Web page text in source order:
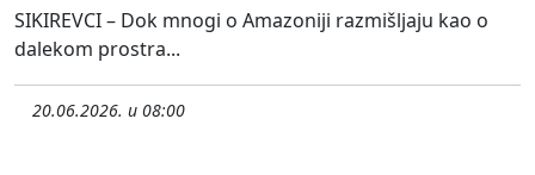
SIKIREVCI – Dok mnogi o Amazoniji razmišljaju kao o
dalekom prostra...
20.06.2026. u 08:00